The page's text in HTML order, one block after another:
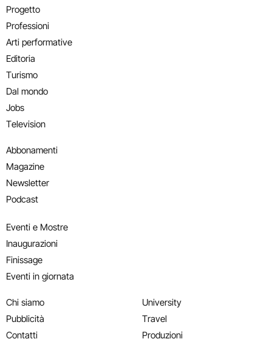
Progetto
Professioni
Arti performative
Editoria
Turismo
Dal mondo
Jobs
Television
Abbonamenti
Magazine
Newsletter
Podcast
Eventi e Mostre
Inaugurazioni
Finissage
Eventi in giornata
Chi siamo
Pubblicità
Contatti
University
Travel
Produzioni